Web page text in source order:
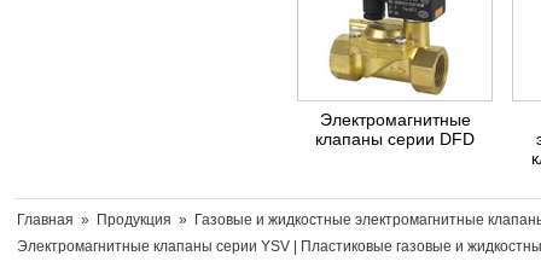
Электромагнитные
клапаны серии DFD
Главная » Продукция » Газовые и жидкостные электромагнитные
Электромагнитные клапаны серии YSV
Пластиковые газовые и